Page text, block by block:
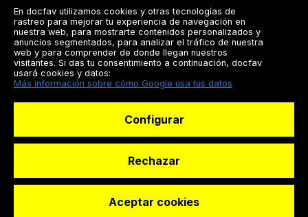
Registrarse
Docfav
© Dashboard Technologies S.L
En docfav utilizamos cookies y otras tecnologías de
rastreo para mejorar tu experiencia de navegación en
nuestra web, para mostrarte contenidos personalizados y
anuncios segmentados, para analizar el tráfico de nuestra
web y para comprender de donde llegan nuestros
visitantes. Si das tu consentimiento a continuación, docfav
usará cookies y datos:
Más información sobre cómo Google usa tus datos
Configurar
Rechazar
Aceptar cookies